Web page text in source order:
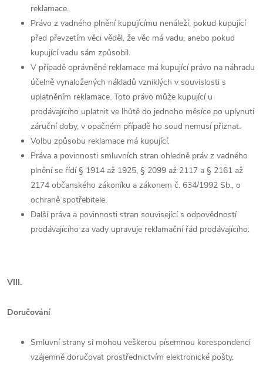
reklamace.
Právo z vadného plnění kupujícímu nenáleží, pokud kupující
před převzetím věci věděl, že věc má vadu, anebo pokud
kupující vadu sám způsobil.
V případě oprávněné reklamace má kupující právo na náhradu
účelně vynaložených nákladů vzniklých v souvislosti s
uplatněním reklamace. Toto právo může kupující u
prodávajícího uplatnit ve lhůtě do jednoho měsíce po uplynutí
záruční doby, v opačném případě ho soud nemusí přiznat.
Volbu způsobu reklamace má kupující.
Práva a povinnosti smluvních stran ohledně práv z vadného
plnění se řídí § 1914 až 1925, § 2099 až 2117 a § 2161 až
2174 občanského zákoníku a zákonem č. 634/1992 Sb., o
ochraně spotřebitele.
Další práva a povinnosti stran související s odpovědností
prodávajícího za vady upravuje reklamační řád prodávajícího.
VIII.
Doručování
Smluvní strany si mohou veškerou písemnou korespondenci
vzájemně doručovat prostřednictvím elektronické pošty.